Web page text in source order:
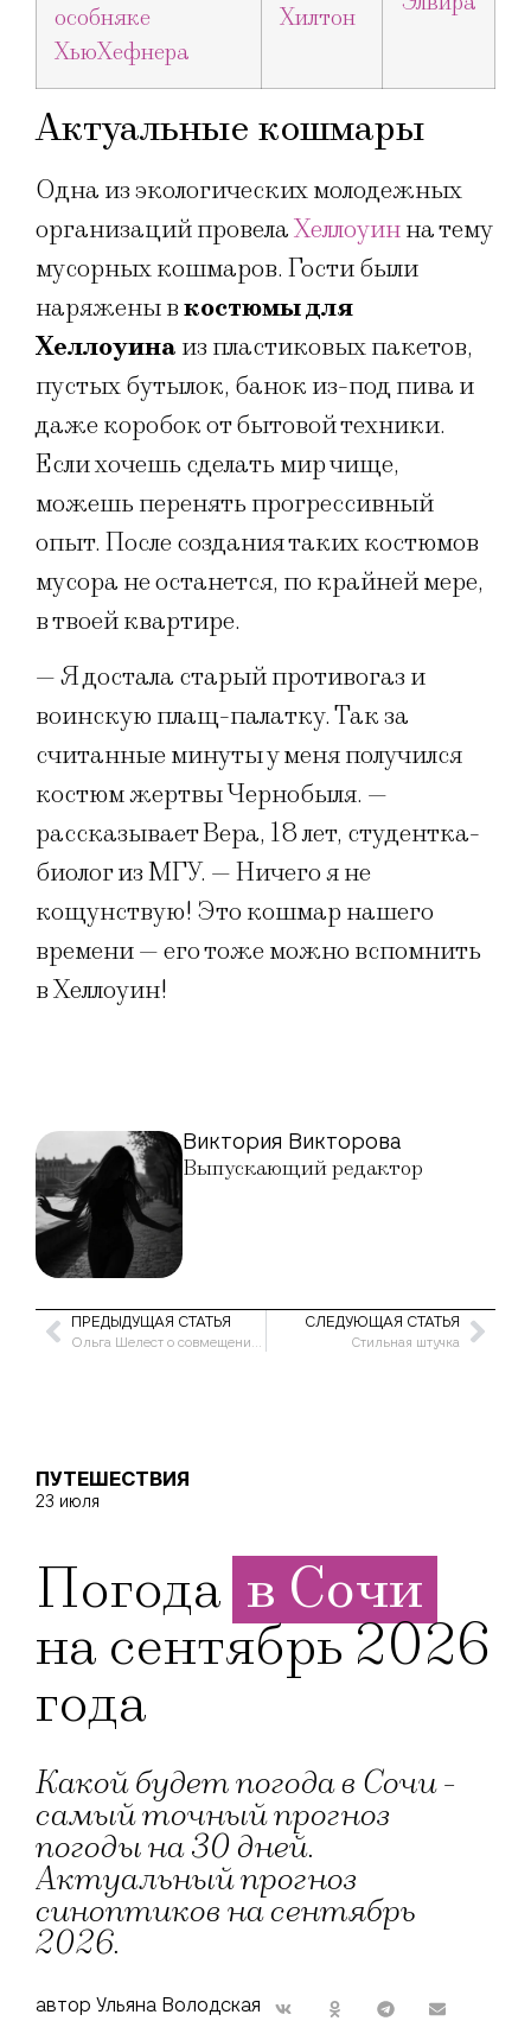
Актуальные кошмары
Одна из экологических молодежных
организаций провелаХеллоуинна тему
мусорных кошмаров. Гости были
наряжены вкостюмы для
Хеллоуина из пластиковых пакетов,
пустых бутылок, банок из-под пива и
даже коробок от бытовой техники.
Если хочешь сделать мир чище,
можешь перенять прогрессивный
опыт. После создания таких костюмов
мусора не останется, по крайней мере,
в твоей квартире.
— Я достала старый противогаз и
воинскую плащ-палатку. Так за
считанные минуты у меня получился
костюм жертвы Чернобыля. —
рассказывает Вера, 18 лет, студентка-
биолог из МГУ. — Ничего я не
кощунствую! Это кошмар нашего
времени — его тоже можно вспомнить
в Хеллоуин!
Виктория Викторова
Выпускающий редактор
ПРЕДЫДУЩАЯ СТАТЬЯ
Ольга Шелест о совмещении карьеры и семьи
СЛЕДУЮЩАЯ СТАТЬЯ
Стильная штучка
ПУТЕШЕСТВИЯ
23 июля
Погода в Сочи
на сентябрь 2026
года
Какой будет погода в Сочи -
самый точный прогноз
погоды на 30 дней.
Актуальный прогноз
синоптиков на сентябрь
2026.
автор Ульяна Володская